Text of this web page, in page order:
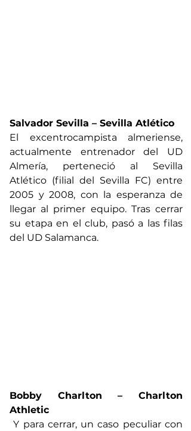
Salvador Sevilla – Sevilla Atlético
El excentrocampista almeriense,
actualmente entrenador del UD
Almería, perteneció al Sevilla
Atlético (filial del Sevilla FC) entre
2005 y 2008, con la esperanza de
llegar al primer equipo. Tras cerrar
su etapa en el club, pasó a las filas
del UD Salamanca.
Bobby Charlton – Charlton
Athletic
Y para cerrar, un caso peculiar con